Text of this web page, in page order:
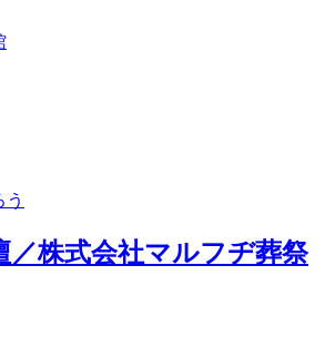
／株式会社マルフヂ葬祭